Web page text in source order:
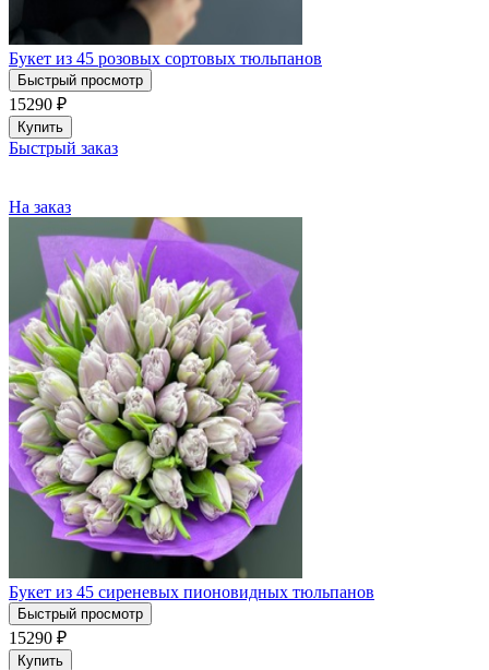
Букет из 45 розовых сортовых тюльпанов
Быстрый просмотр
15290 ₽
Купить
Быстрый заказ
На заказ
Букет из 45 сиреневых пионовидных тюльпанов
Быстрый просмотр
15290 ₽
Купить